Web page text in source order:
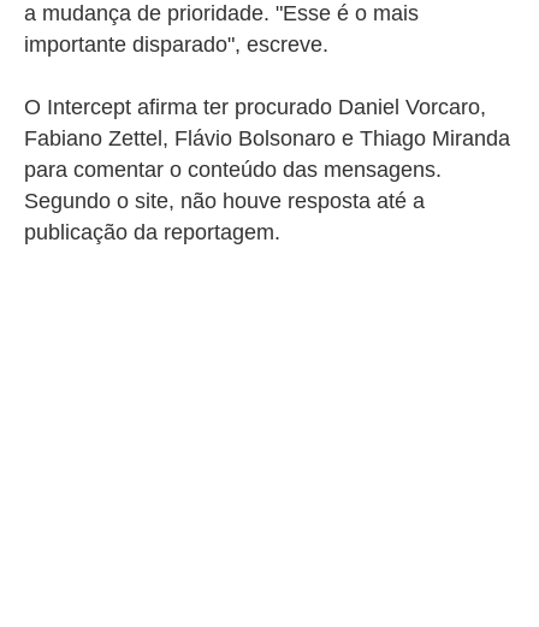
a mudança de prioridade. "Esse é o mais
importante disparado", escreve.
O Intercept afirma ter procurado Daniel Vorcaro,
Fabiano Zettel, Flávio Bolsonaro e Thiago Miranda
para comentar o conteúdo das mensagens.
Segundo o site, não houve resposta até a
publicação da reportagem.